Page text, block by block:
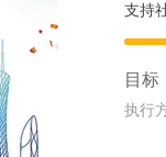
支持
目标
执行